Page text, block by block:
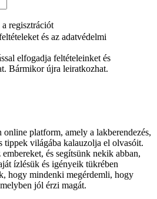
regisztrációt
és az adatvédelmi
elfogadja feltételeinket és
Bármikor újra leiratkozhat.
platform, amely a lakberendezés,
tippek világába kalauzolja el olvasóit.
és segítsünk nekik abban,
ízlésük és igényeik tükrében
hogy mindenki megérdemli, hogy
jól érzi magát.